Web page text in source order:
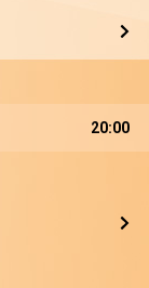
20:00